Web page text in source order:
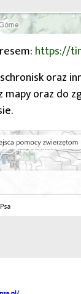
https://
oraz
mapy oraz do